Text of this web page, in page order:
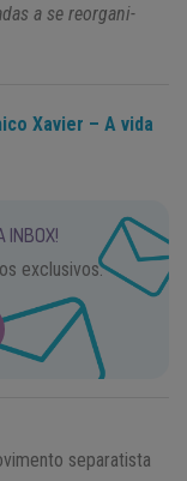
a se re­or­ga­ni­
Xavier – A vida
INBOX!
exclusivos.
separatista